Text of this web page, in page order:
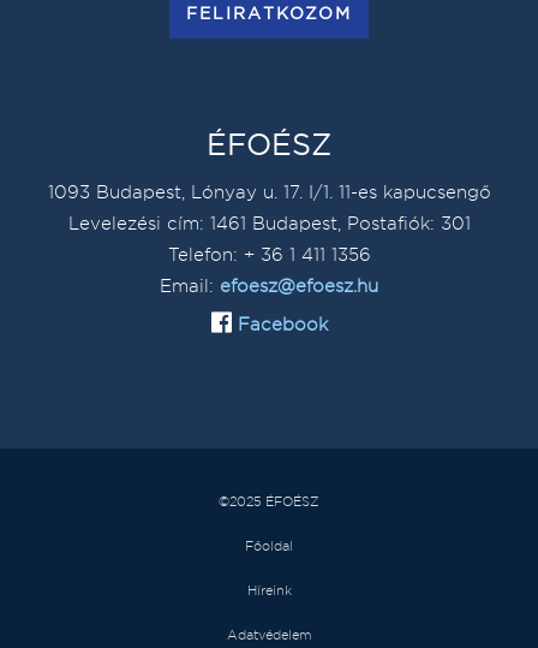
FELIRATKOZOM
ÉFOÉSZ
1093 Budapest, Lónyay u. 17. I/1. 11-es kapucsengő
Levelezési cím: 1461 Budapest, Postafiók: 301
Telefon: + 36 1 411 1356
Email: efoesz@efoesz.hu
Facebook
©2025 ÉFOÉSZ
Főoldal
Híreink
Adatvédelem